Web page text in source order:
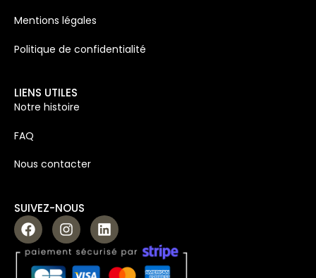
Mentions légales
Politique de confidentialité
LIENS UTILES
Notre histoire
FAQ
Nous contacter
SUIVEZ-NOUS